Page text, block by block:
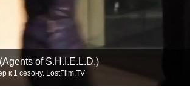
of S.H.I.E.L.D.)
к 1 сезону. LostFilm.TV